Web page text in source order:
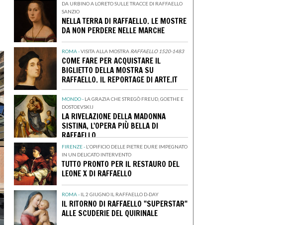
DA URBINO A LORETO SULLE TRACCE DI RAFFAELLO
SANZIO
NELLA TERRA DI RAFFAELLO. LE MOSTRE
DA NON PERDERE NELLE MARCHE
ROMA -VISITA ALLA MOSTRA RAFFAELLO 1520-1483
COME FARE PER ACQUISTARE IL
BIGLIETTO DELLA MOSTRA SU
RAFFAELLO. IL REPORTAGE DI ARTE.IT
MONDO - LA GRAZIA CHE STREGÒ FREUD, GOETHE E
DOSTOEVSKIJ
LA RIVELAZIONE DELLA MADONNA
SISTINA, L'OPERA PIÙ BELLA DI
RAFFAELLO
FIRENZE - L'OPIFICIO DELLE PIETRE DURE IMPEGNATO
IN UN DELICATO INTERVENTO
TUTTO PRONTO PER IL RESTAURO DEL
LEONE X DI RAFFAELLO
ROMA - IL 2 GIUGNO IL RAFFAELLO D-DAY
IL RITORNO DI RAFFAELLO "SUPERSTAR"
ALLE SCUDERIE DEL QUIRINALE